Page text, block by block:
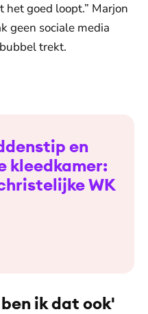
het goed loopt.” Marjon
geen sociale media
trekt.
en
kleedkamer:
WK
ik dat ook'